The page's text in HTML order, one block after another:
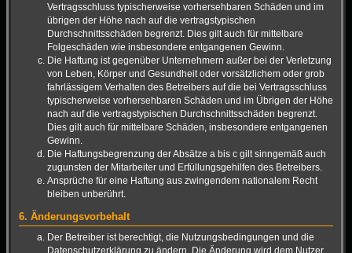
Vertragsschluss typischerweise vorhersehbaren Schäden und im
übrigen der Höhe nach auf die vertragstypischen
Durchschnittsschäden begrenzt. Dies gilt auch für mittelbare
Folgeschäden wie insbesondere entgangenen Gewinn.
Die Haftung ist gegenüber Unternehmern außer bei der Verletzung
von Leben, Körper und Gesundheit oder vorsätzlichem oder grob
fahrlässigem Verhalten des Betreibers auf die bei Vertragsschluss
typischerweise vorhersehbaren Schäden und im Übrigen der Höhe
nach auf die vertragstypischen Durchschnittsschäden begrenzt.
Dies gilt auch für mittelbare Schäden, insbesondere entgangenen
Gewinn.
Die Haftungsbegrenzung der Absätze a bis c gilt sinngemäß auch
zugunsten der Mitarbeiter und Erfüllungsgehilfen des Betreibers.
Ansprüche für eine Haftung aus zwingendem nationalem Recht
bleiben unberührt.
6. Änderungsvorbehalt
Der Betreiber ist berechtigt, die Nutzungsbedingungen und die
Datenschutzerklärung zu ändern. Die Änderung wird dem Nutzer